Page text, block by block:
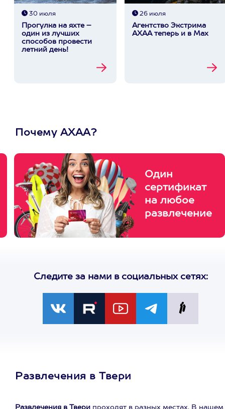
30 июля
Прогулка на яхте –
один из лучших
способов провести
летний день!
26 июля
Агентство Экстрима
АХАА теперь и в Max
Почему АХАА?
Один
сертификат
на любое
развлечение
Следите за нами в социальных сетях:
Развлечения в Твери
Развлечения в Твери проходят в разных местах. В нашем